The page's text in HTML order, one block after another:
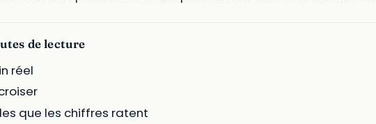
de lecture
réel
que les chiffres ratent